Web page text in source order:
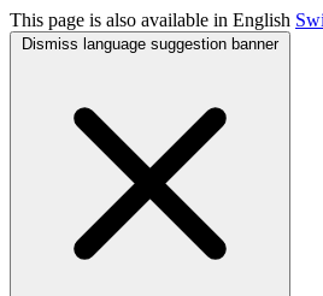
This page is also available in English
Dismiss language suggestion banner